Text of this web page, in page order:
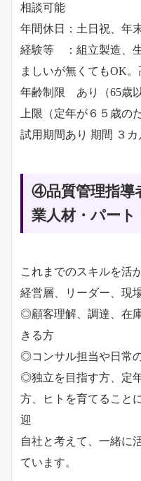
相談可能
年間休日：土日祝、年
経験等 ：組立製造、
ましいが無くてもOK。
年齢制限 あり（65歳
上限（定年が６５歳の
試用期間あり 期間 ３カ
④品質管理指導
業人材・パート
これまでのスキルを活
経営層、リーダー、現
◎顧客理解、調達、在
きる方
◎コンサル担当や日常
◎独立を目指す方、定
方、ヒトを育てること
迎
自社と考えて、一緒に
ています。